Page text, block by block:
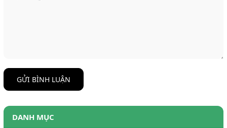
GỬI BÌNH LUẬN
DANH MỤC